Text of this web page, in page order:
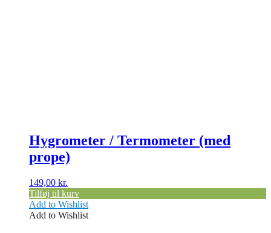
Hygrometer / Termometer (med
prope)
149,00 kr.
Tilføj til kurv
Add to Wishlist
Add to Wishlist